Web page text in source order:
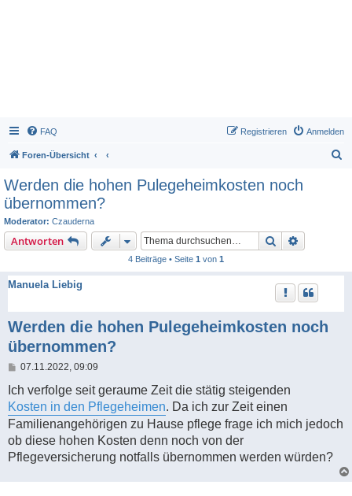
FAQ Anmelden
Registrieren
Foren-Übersicht
Werden die hohen Pulegeheimkosten noch
übernommen?
Moderator: Czauderna
Antworten Suche
4 Beiträge • Seite 1 von 1
Manuela Liebig
Werden die hohen Pulegeheimkosten noch
übernommen?
B
i
r
a
g
07.11.2022, 09:09
Ich verfolge seit geraume Zeit die stätig steigenden
Kosten in den Pflegeheimen. Da ich zur Zeit einen
Familienangehörigen zu Hause pflege frage ich mich jedoch
ob diese hohen Kosten denn noch von der
Pflegeversicherung notfalls übernommen werden würden?